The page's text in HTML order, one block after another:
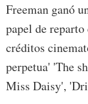
Freeman ganó
papel de
créditos
perpetua' 'The
Miss Daisy',